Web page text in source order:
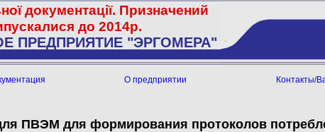
документації. Призначений
до 2014р.
ПРЕДПРИЯТИЕ "ЭРГОМЕРА"
О предприятии Контакты/
ПВЭМ для формирования протоколов